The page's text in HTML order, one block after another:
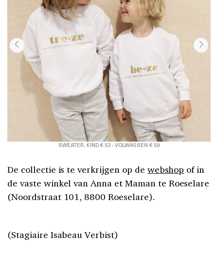
SWEATER, KIND € 53 - VOLWASSEN € 59
De collectie is te verkrijgen op de webshop of in
de vaste winkel van Anna et Maman te Roeselare
(Noordstraat 101, 8800 Roeselare).
(Stagiaire Isabeau Verbist)